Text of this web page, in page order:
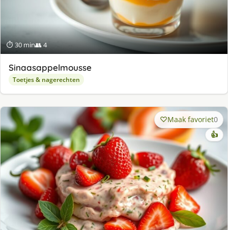
⏱ 30 min👥 4
Sinaasappelmousse
Toetjes & nagerechten
Maak favoriet0
👍